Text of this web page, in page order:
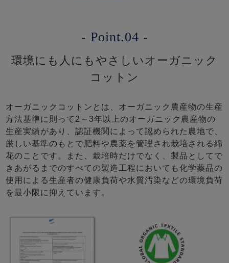
- Point.04 -
環境にも人にもやさしいオーガニック
コットン
オーガニックコットンとは、オーガニック農産物の生産
方法基準に則って2～3年以上のオーガニック農産物の
生産実績があり、認証機関によって認められた農地で、
厳しい基準のもとで肥料や農薬を管理され栽培される綿
花のことです。また、栽培時だけでなく、製品としてで
きあがるまでのすべての製造工程においても化学薬品の
使用による生産者の健康負荷や水質汚染などの環境負荷
を最小限に抑えています。